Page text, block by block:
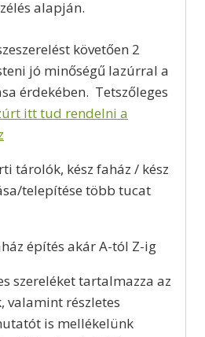
alapján.
követően 2
jó minőségű lazúrral a
érdekében. Tetszőleges
itt tud rendelni a
tárolók, kész faház / kész
telepítése több tucat
építés akár A-tól Z-ig
szereléket tartalmazza az
valamint részletes
is mellékelünk